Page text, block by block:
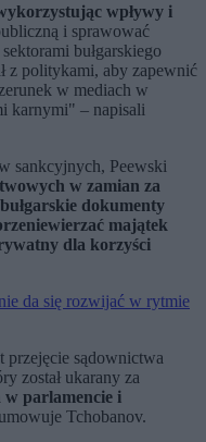
wpływy i
i sprawować
bułgarskiego
z politykami, aby zapewnić
w mediach w
karnymi" – napisali
sankcyjnych, Peewski
w zamian za
dokumenty
majątek
dla korzyści
da się rozwijać w rytmie
przejęcie sądownictwa
został ukarany za
w parlamencie i
Tchobanov.